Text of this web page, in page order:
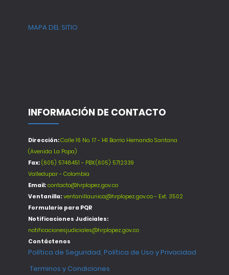
MAPA DEL SITIO
INFORMACIÓN DE CONTACTO
Dirección:Calle 16 No. 17 - 141 Barrio Hernando Santana
(Avenida La Popa)
Fax: (605) 5748451 - PBX:(605) 5712339
Valledupar - Colombia
Email: contacto@hrplopez.gov.co
Ventanilla: ventanillaunica@hrplopez.gov.co - Ext. 3502
Formulario para PQR
Notificaciones Judiciales:
notificacionesjudiciales@hrplopez.gov.co
Contáctenos
Política de Seguridad, Política de Uso y Privacidad
Terminos y Condiciones